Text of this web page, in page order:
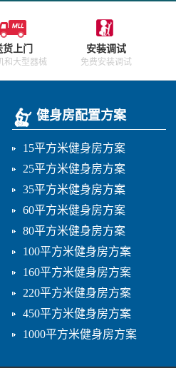
货上门
和大型器械
安装调试
免费安装调试
健身房配置方案
15平方米健身房方案
25平方米健身房方案
35平方米健身房方案
60平方米健身房方案
80平方米健身房方案
100平方米健身房方案
160平方米健身房方案
220平方米健身房方案
450平方米健身房方案
1000平方米健身房方案